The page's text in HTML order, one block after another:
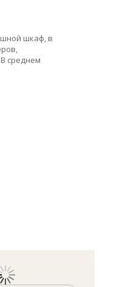
шкаф, в
среднем